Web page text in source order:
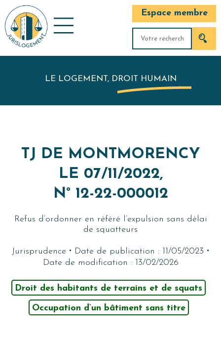
Espace membre
LE LOGEMENT, DROIT HUMAIN
TJ DE MONTMORENCY
LE 07/11/2022,
N° 12-22-000012
Refus d’ordonner en référé l’expulsion sans délai
de squatteurs
Jurisprudence · Date de publication : 11/05/2023 ·
Date de modification : 13/02/2026
Droit des habitants de terrains et de squats
Occupation d’un bâtiment sans titre